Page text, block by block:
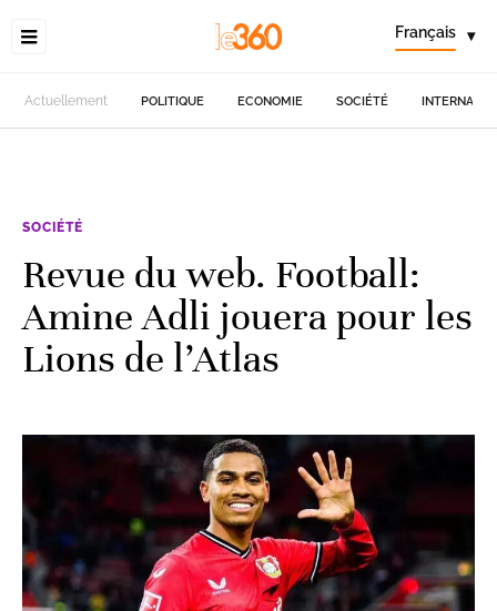
Français ▾
Actuellement POLITIQUE ECONOMIE SOCIÉTÉ
SOCIÉTÉ
Revue du web. Football:
Amine Adli jouera pour les
Lions de l’Atlas